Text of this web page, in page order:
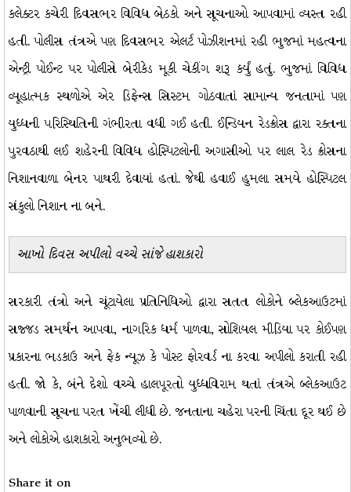
કલેક્ટર કચેરી દિવસભર વિવિધ બેઠકો અને સૂચનાઓ આપવામાં વ્યસ્ત રહી
હતી. પોલીસ તંત્રએ પણ દિવસભર એલર્ટ પોઝીશનમાં રહી ભુજમાં મહત્વના
એન્ટ્રી પોઈન્ટ પર પોલીસે બેરીકેડ મૂકી ચેકીંગ શરૂ કર્યું હતું. ભુજમાં વિવિધ
વ્યૂહાત્મક સ્થળોએ એર ડિફેન્સ સિસ્ટમ ગોઠવાતાં સામાન્ય જનતામાં પણ
યુધ્ધની પરિસ્થિતિની ગંભીરતા વધી ગઈ હતી. ઈન્ડિયન રેડક્રોસ દ્વારા રક્તના
પુરવઠાથી લઈ શહેરની વિવિધ હોસ્પિટલોની અગાસીઓ પર લાલ રેડ ક્રોસના
નિશાનવાળા બેનર પાથરી દેવાયાં હતાં. જેથી હવાઈ હુમલા સમયે હોસ્પિટલ
સંકુલો નિશાન ના બને.
આખો દિવસ અપીલો વચ્ચે સાંજે હાશકારો
સરકારી તંત્રો અને ચૂંટાયેલા પ્રતિનિધિઓ દ્વારા સતત લોકોને બ્લેકઆઉટમાં
સજ્જડ સમર્થન આપવા, નાગરિક ધર્મ પાળવા, સોશિયલ મીડિયા પર કોઈપણ
પ્રકારના ભડકાઉ અને ફેક ન્યૂઝ કે પોસ્ટ ફોરવર્ડ ના કરવા અપીલો કરાતી રહી
હતી. જો કે, બંને દેશો વચ્ચે હાલપૂરતો યુધ્ધવિરામ થતાં તંત્રએ બ્લેકઆઉટ
પાળવાની સૂચના પરત ખેંચી લીધી છે. જનતાના ચહેરા પરની ચિંતા દૂર થઈ છે
અને લોકોએ હાશકારો અનુભવ્યો છે.
Share it on